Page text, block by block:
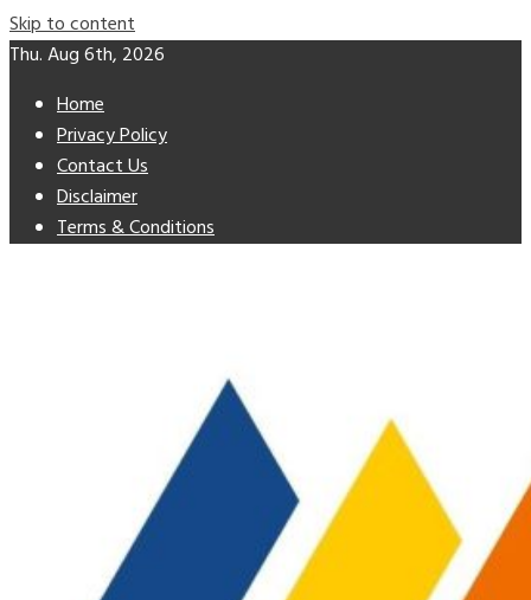
Skip to content
Thu. Aug 6th, 2026
Home
Privacy Policy
Contact Us
Disclaimer
Terms & Conditions